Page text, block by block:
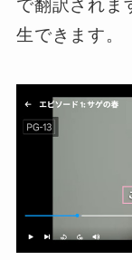
で翻訳されま
生できます。